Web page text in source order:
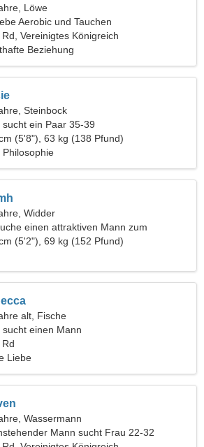
Löwe
Aerobic und Tauchen
Rd, Vereinigtes Königreich
Beziehung
Steinbock
sucht ein Paar 35-39
(5'8"), 63 kg (138 Pfund)
Philosophie
Widder
einen attraktiven Mann zum
Wandern
(5'2"), 69 kg (152 Pfund)
alt, Fische
sucht einen Mann
Rd
Liebe
Wassermann
Mann sucht Frau 22-32